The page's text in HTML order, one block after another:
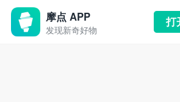
摩点 APP
发现新奇好物
打